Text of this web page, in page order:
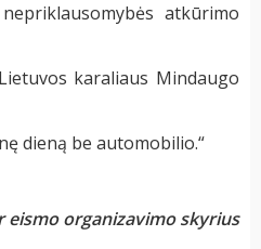
atkūrimo
karaliaus Mindaugo
dieną be automobilio.“
eismo organizavimo skyrius